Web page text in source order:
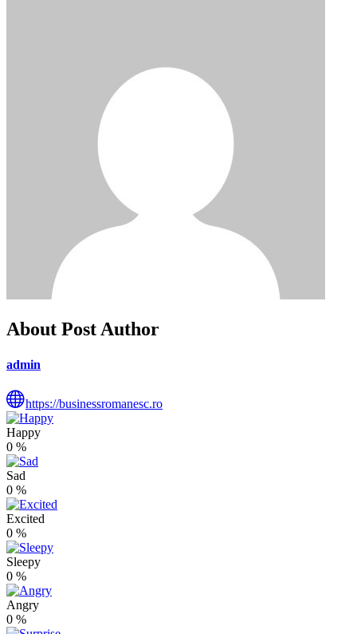
About Post Author
admin
https://businessromanesc.ro
Happy
0 %
Sad
0 %
Excited
0 %
Sleepy
0 %
Angry
0 %